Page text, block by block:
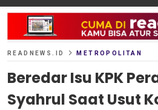
READNEWS.ID METROPOLITAN
Beredar Isu KPK
Syahrul Saat Usut